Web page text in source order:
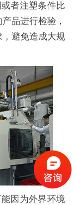
者注塑条件比
品进行检验，
，避免造成大规
因为外界环境